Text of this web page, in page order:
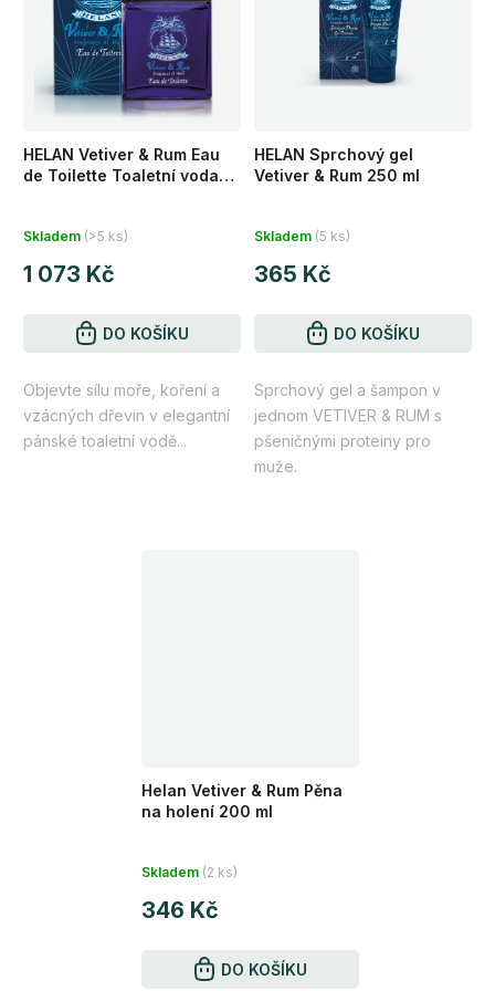
HELAN Vetiver & Rum Eau
de Toilette Toaletní voda
hodnocení
produktu
5
hvězdiček.
Skladem (>5 ks)
1 073 Kč
DO KOŠÍKU
Objevte sílu moře, koření a
vzácných dřevin v elegantní
pánské toaletní vodě...
HELAN Sprchový gel
Vetiver & Rum 250 ml
hodnocení
produktu
5
hvězdiček.
Skladem (5 ks)
365 Kč
DO KOŠÍKU
Sprchový gel a šampon v
jednom VETIVER & RUM s
pšeničnými proteiny pro
muže.
Helan Vetiver & Rum Pěna
na holení 200 ml
hodnocení
produktu
Skladem (2 ks)
346 Kč
DO KOŠÍKU